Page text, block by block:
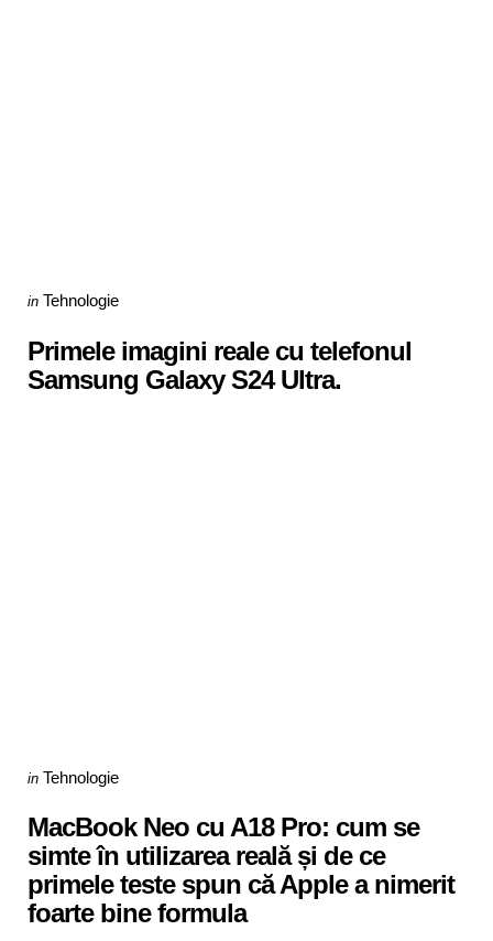
Categories
Posted
in Tehnologie
Primele imagini reale cu telefonul
Samsung Galaxy S24 Ultra.
Categories
Posted
in Tehnologie
MacBook Neo cu A18 Pro: cum se
simte în utilizarea reală și de ce
primele teste spun că Apple a nimerit
foarte bine formula